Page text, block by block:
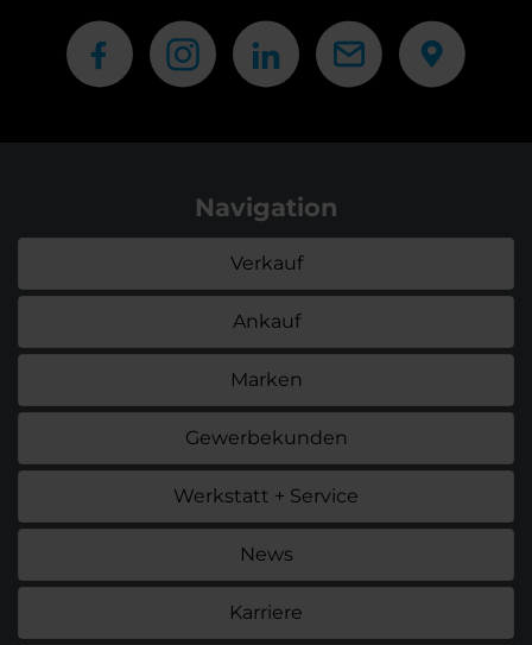
Navigation
Verkauf
Ankauf
Marken
Gewerbekunden
Werkstatt + Service
News
Karriere